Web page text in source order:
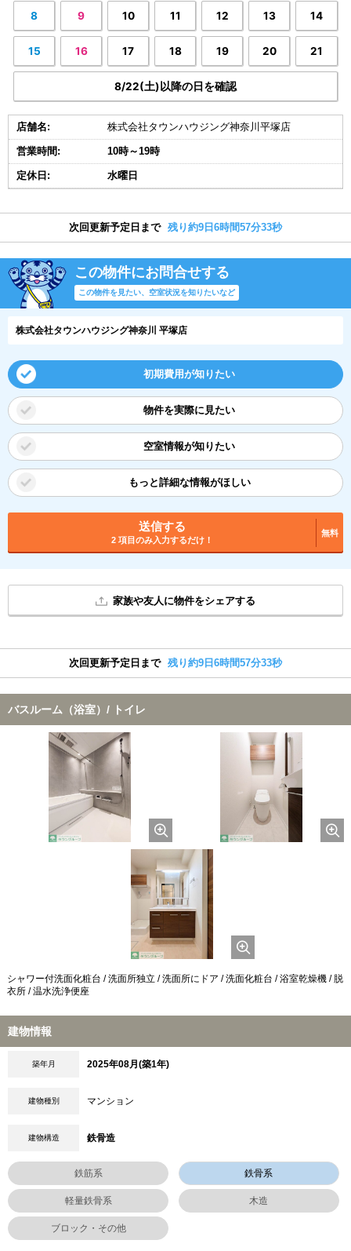
8 9 10 11 12 13 14
15 16 17 18 19 20 21
8/22(土)以降の日を確認
店舗名: 株式会社タウンハウジング神奈川平塚店
営業時間: 10時～19時
定休日: 水曜日
次回更新予定日まで 残り約9日6時間57分32秒
この物件にお問合せする
この物件を見たい、空室状況を知りたいなど
株式会社タウンハウジング神奈川 平塚店
初期費用が知りたい
物件を実際に見たい
空室情報が知りたい
もっと詳細な情報がほしい
送信する
2 項目のみ入力するだけ！
無料
家族や友人に物件をシェアする
次回更新予定日まで 残り約9日6時間57分32秒
バスルーム（浴室）/ トイレ
シャワー付洗面化粧台 / 洗面所独立 / 洗面所にドア / 洗面化粧台 / 浴室乾燥機 / 脱
衣所 / 温水洗浄便座
建物情報
築年月 2025年08月(築1年)
建物種別 マンション
建物構造 鉄骨造
鉄筋系 鉄骨系
軽量鉄骨系 木造
ブロック・その他